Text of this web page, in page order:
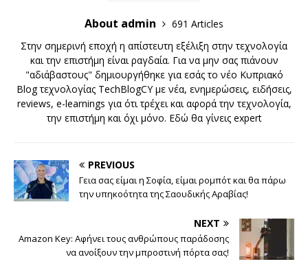
About admin
691 Articles
Στην σημερινή εποχή η απίστευτη εξέλιξη στην τεχνολογία
και την επιστήμη είναι ραγδαία. Για να μην σας πιάνουν
"αδιάβαστους" δημιουργήθηκε για εσάς το νέο Κυπριακό
Blog τεχνολογίας TechBlogCY με νέα, ενημερώσεις, ειδήσεις,
reviews, e-learnings για ότι τρέχει και αφορά την τεχνολογία,
την επιστήμη και όχι μόνο. Εδώ θα γίνεις expert
PREVIOUS
Γεια σας είμαι η Σοφία, είμαι ρομπότ και θα πάρω
την υπηκοότητα της Σαουδικής Αραβίας!
NEXT
Amazon Key: Αφήνει τους ανθρώπους παράδοσης
να ανοίξουν την μπροστινή πόρτα σας!